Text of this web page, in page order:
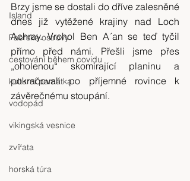
Island
Faerské ostrovy
cestování během covidu
kulturní památka
vodopád
vikingská vesnice
zvířata
horská túra
Brzy jsme se dostali do dříve zalesněné
dnes již vytěžené krajiny nad Loch
Achray. Vrchol Ben A´an se teď tyčil
přímo před námi. Přešli jsme přes
„oholenou“ skomírající planinu a
pokračovali po příjemné rovince k
závěrečnému stoupání.